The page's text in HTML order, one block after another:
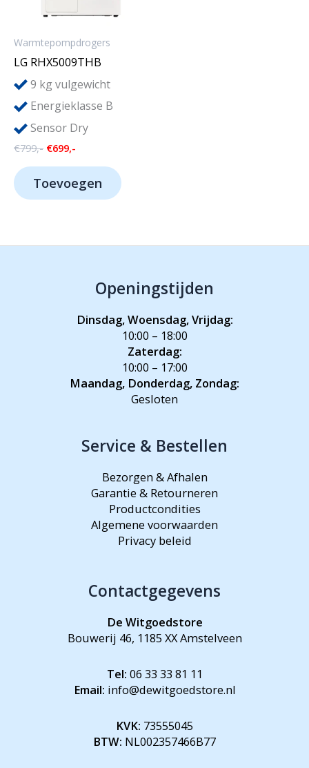
Warmtepompdrogers
LG RHX5009THB
9 kg vulgewicht
Energieklasse B
Sensor Dry
€799,- Oorspronkelijke
€799,-.
€699,-
€699,-.
Toevoegen
Openingstijden
Dinsdag, Woensdag, Vrijdag:
10:00 – 18:00
Zaterdag:
10:00 – 17:00
Maandag, Donderdag, Zondag:
Gesloten
Service & Bestellen
Bezorgen & Afhalen
Garantie & Retourneren
Productcondities
Algemene voorwaarden
Privacy beleid
Contactgegevens
De Witgoedstore
Bouwerij 46, 1185 XX Amstelveen
Tel: 06 33 33 81 11
Email: info@dewitgoedstore.nl
KVK: 73555045
BTW: NL002357466B77